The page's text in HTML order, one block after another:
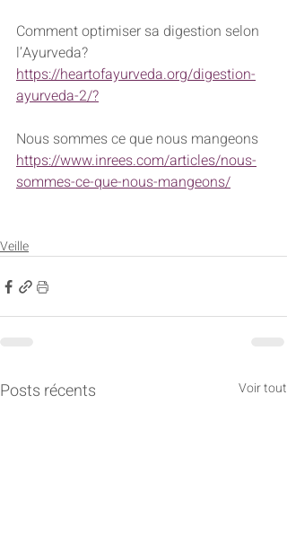
Comment optimiser sa digestion selon
l’Ayurveda?
https://heartofayurveda.org/digestion-
ayurveda-2/?
Nous sommes ce que nous mangeons
https://www.inrees.com/articles/nous-
sommes-ce-que-nous-mangeons/
Veille
Posts récents Voir tout